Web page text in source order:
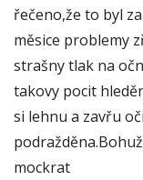
řečeno,že to byl
měsice problemy
strašny tlak na
takovy pocit
si lehnu a zavřu
mockrat